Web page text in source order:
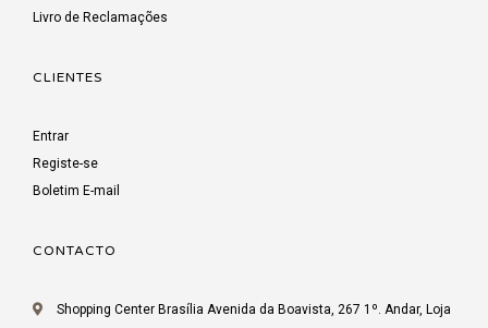
Livro de Reclamações
CLIENTES
Entrar
Registe-se
Boletim E-mail
CONTACTO
Shopping Center Brasília Avenida da Boavista, 267 1º. Andar, Loja